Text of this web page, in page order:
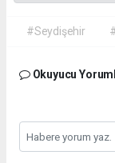
#Seydişehir
Okuyucu